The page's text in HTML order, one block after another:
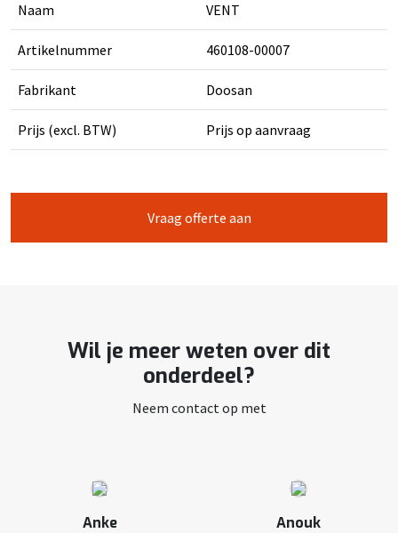
Naam VENT
Artikelnummer 460108-00007
Fabrikant Doosan
Prijs (excl. BTW) Prijs op aanvraag
Vraag offerte aan
Wil je meer weten over dit
onderdeel?
Neem contact op met
Anke Anouk